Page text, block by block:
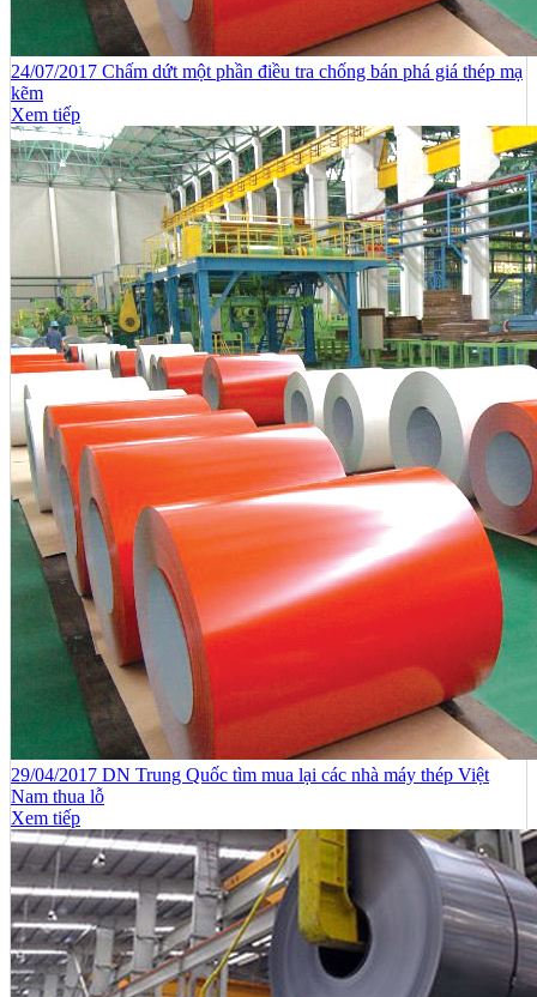
24/07/2017 Chấm dứt một phần điều tra chống bán phá giá thép mạ
kẽm
Xem tiếp
29/04/2017 DN Trung Quốc tìm mua lại các nhà máy thép Việt
Nam thua lỗ
Xem tiếp